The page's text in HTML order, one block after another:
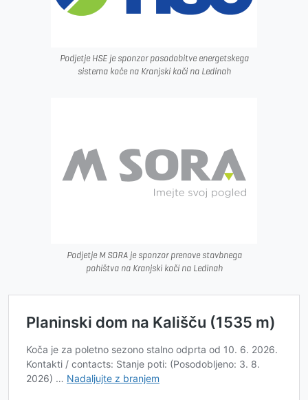
Podjetje HSE je sponzor posodobitve energetskega
sistema koče na Kranjski koči na Ledinah
Podjetje M SORA je sponzor prenove stavbnega
pohištva na Kranjski koči na Ledinah